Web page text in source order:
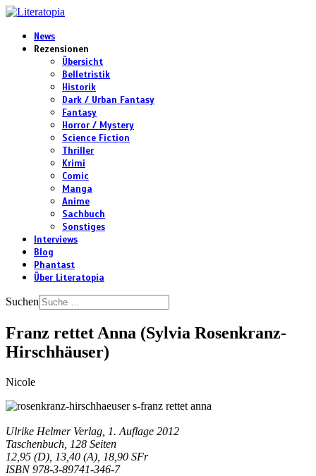
News
Rezensionen
Übersicht
Belletristik
Historik
Dark / Urban Fantasy
Fantasy
Horror / Mystery
Science Fiction
Thriller
Krimi
Comic
Manga
Anime
Sachbuch
Sonstiges
Interviews
Blog
Phantast
Über Literatopia
Suchen
Franz rettet Anna (Sylvia Rosenkranz-
Hirschhäuser)
Nicole
Ulrike Helmer Verlag, 1. Auflage 2012
Taschenbuch, 128 Seiten
12,95 (D), 13,40 (A), 18,90 SFr
ISBN 978-3-89741-346-7